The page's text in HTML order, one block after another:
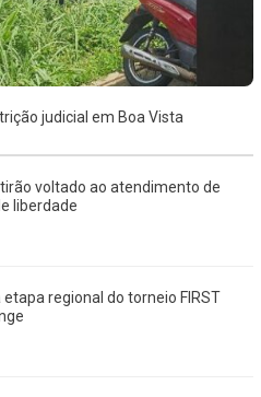
judicial em Boa Vista
voltado ao atendimento de
liberdade
etapa regional do torneio FIRST